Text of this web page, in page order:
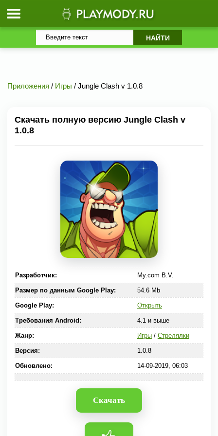
Приложения / Игры / Jungle Clash v 1.0.8
Скачать полную версию Jungle Clash v
1.0.8
Разработчик: My.com B.V.
Размер по данным Google Play: 54.6 Mb
Google Play: Открыть
Требования Android: 4.1 и выше
Жанр: Игры/ Стрелялки
Версия: 1.0.8
Обновлено: 14-09-2019, 06:03
Скачать